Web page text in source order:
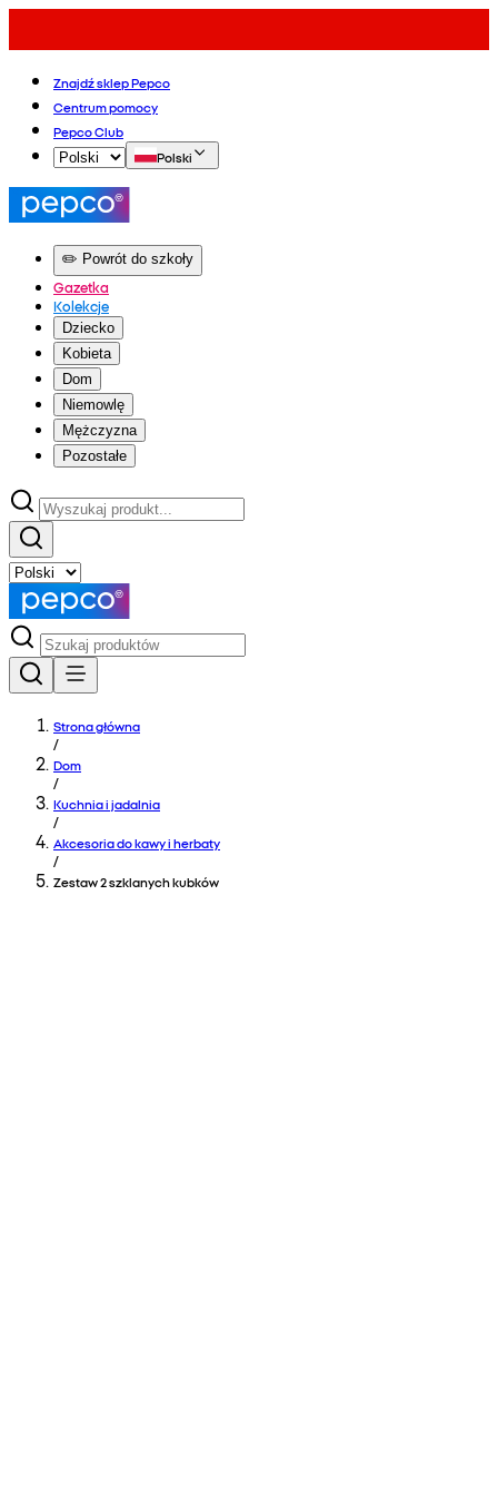
Znajdź sklep Pepco
Centrum pomocy
Pepco Club
Polski
✏️ Powrót do szkoły
Gazetka
Kolekcje
Dziecko
Kobieta
Dom
Niemowlę
Mężczyzna
Pozostałe
Strona główna
/
Dom
/
Kuchnia i jadalnia
/
Akcesoria do kawy i herbaty
/
Zestaw 2 szklanych kubków